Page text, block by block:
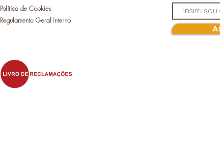
Política de Cookies
Regulamento Geral Interno